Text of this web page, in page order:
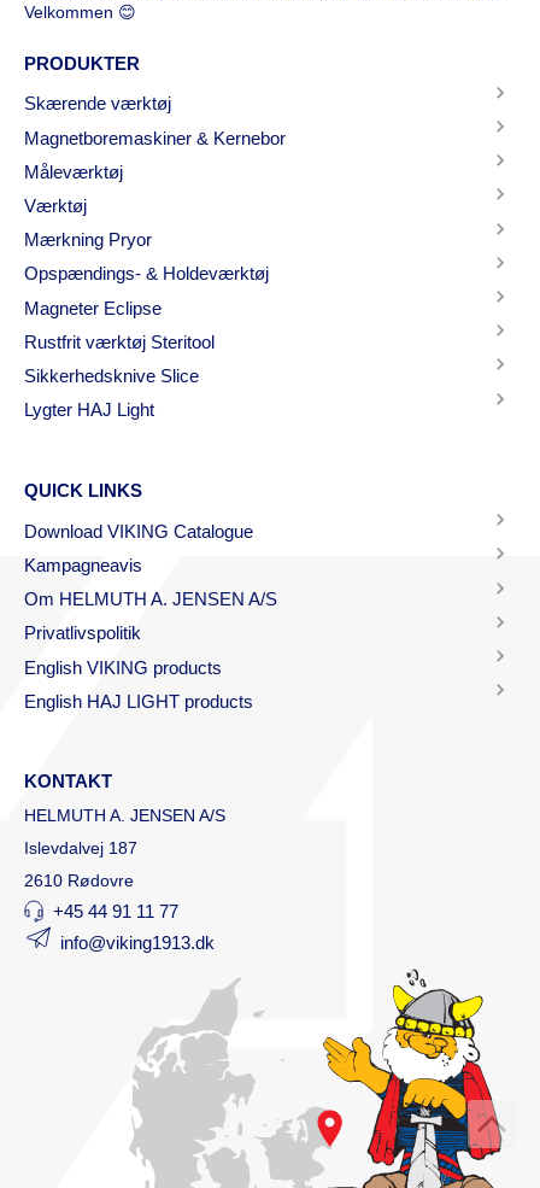
Velkommen 😊
PRODUKTER
Skærende værktøj
Magnetboremaskiner & Kernebor
Måleværktøj
Værktøj
Mærkning Pryor
Opspændings- & Holdeværktøj
Magneter Eclipse
Rustfrit værktøj Steritool
Sikkerhedsknive Slice
Lygter HAJ Light
QUICK LINKS
Download VIKING Catalogue
Kampagneavis
Om HELMUTH A. JENSEN A/S
Privatlivspolitik
English VIKING products
English HAJ LIGHT products
KONTAKT
HELMUTH A. JENSEN A/S
Islevdalvej 187
2610 Rødovre
+45 44 91 11 77
info@viking1913.dk